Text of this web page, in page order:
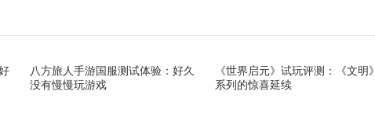
八方旅人手游国服测试体验：好久
没有慢慢玩游戏
《世界启元》试玩评测：《文明》
系列的惊喜延续